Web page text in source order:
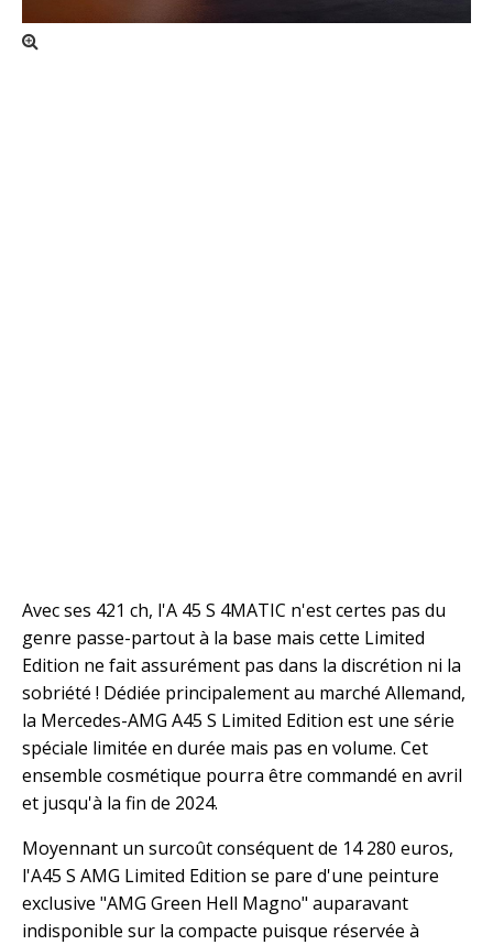
Avec ses 421 ch, l'A 45 S 4MATIC n'est certes pas du
genre passe-partout à la base mais cette Limited
Edition ne fait assurément pas dans la discrétion ni la
sobriété ! Dédiée principalement au marché Allemand,
la Mercedes-AMG A45 S Limited Edition est une série
spéciale limitée en durée mais pas en volume. Cet
ensemble cosmétique pourra être commandé en avril
et jusqu'à la fin de 2024.
Moyennant un surcoût conséquent de 14 280 euros,
l'A45 S AMG Limited Edition se pare d'une peinture
exclusive "AMG Green Hell Magno" auparavant
indisponible sur la compacte puisque réservée à